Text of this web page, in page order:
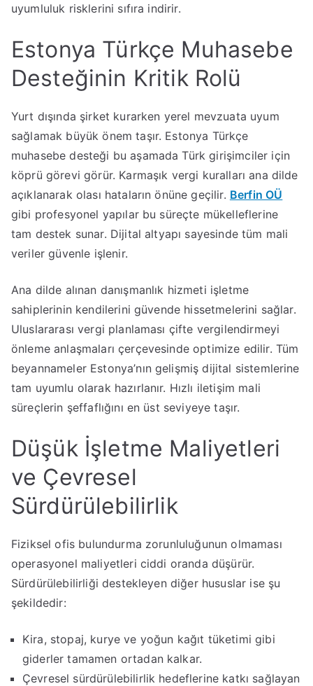
uyumluluk risklerini sıfıra indirir.
Estonya Türkçe Muhasebe
Desteğinin Kritik Rolü
Yurt dışında şirket kurarken yerel mevzuata uyum
sağlamak büyük önem taşır. Estonya Türkçe
muhasebe desteği bu aşamada Türk girişimciler için
köprü görevi görür. Karmaşık vergi kuralları ana dilde
açıklanarak olası hataların önüne geçilir. Berfin OÜ
gibi profesyonel yapılar bu süreçte mükelleflerine
tam destek sunar. Dijital altyapı sayesinde tüm mali
veriler güvenle işlenir.
Ana dilde alınan danışmanlık hizmeti işletme
sahiplerinin kendilerini güvende hissetmelerini sağlar.
Uluslararası vergi planlaması çifte vergilendirmeyi
önleme anlaşmaları çerçevesinde optimize edilir. Tüm
beyannameler Estonya’nın gelişmiş dijital sistemlerine
tam uyumlu olarak hazırlanır. Hızlı iletişim mali
süreçlerin şeffaflığını en üst seviyeye taşır.
Düşük İşletme Maliyetleri
ve Çevresel
Sürdürülebilirlik
Fiziksel ofis bulundurma zorunluluğunun olmaması
operasyonel maliyetleri ciddi oranda düşürür.
Sürdürülebilirliği destekleyen diğer hususlar ise şu
şekildedir:
Kira, stopaj, kurye ve yoğun kağıt tüketimi gibi
giderler tamamen ortadan kalkar.
Çevresel sürdürülebilirlik hedeflerine katkı sağlayan